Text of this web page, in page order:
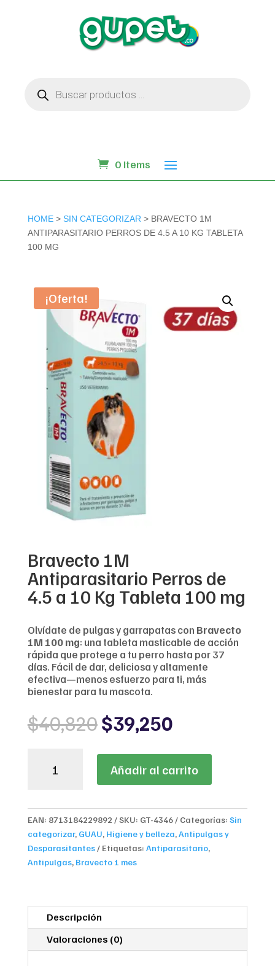
productos
0 Items
HOME> SIN CATEGORIZAR > BRAVECTO 1M
ANTIPARASITARIO PERROS DE 4.5 A 10 KG TABLETA
100 MG
¡Oferta!
Bravecto 1M
Antiparasitario Perros de
4.5 a 10 Kg Tableta 100 mg
Olvídate de pulgas y garrapatas con Bravecto
1M 100 mg: una tableta masticable de acción
rápida que protege a tu perro hasta por 37
días. Fácil de dar, deliciosa y altamente
efectiva—menos esfuerzo para ti, más
bienestar para tu mascota.
$40,820Original
price
was:
$40,820.
$39,250Current
price
is:
$39,250.
Antiparasitario
de
4.5
a
10
Kg
mg
cantidad
Añadir al carrito
EAN: 8713184229892 SKU: GT-4346 Categorías: Sin
categorizar, GUAU, Higiene y belleza,Antipulgas y
Desparasitantes
Etiquetas: Antiparasitario,
Antipulgas, Bravecto 1 mes
Descripción
Valoraciones (0)